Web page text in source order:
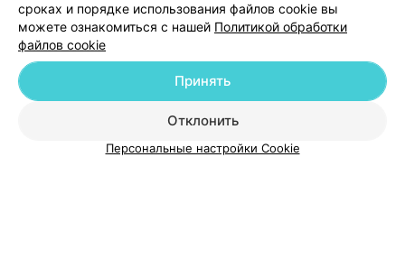
Добавить компанию
сроках и порядке использования файлов cookie вы
можете ознакомиться с нашей Политикой обработки
файлов cookie
Отклонить
Принять
Персональные настройки Cookie